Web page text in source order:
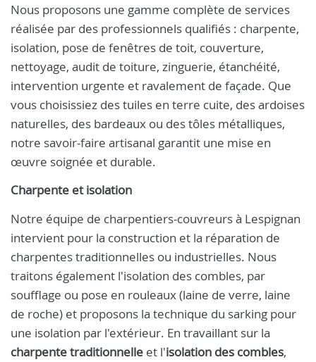
Nous proposons une gamme complète de services
réalisée par des professionnels qualifiés : charpente,
isolation, pose de fenêtres de toit, couverture,
nettoyage, audit de toiture, zinguerie, étanchéité,
intervention urgente et ravalement de façade. Que
vous choisissiez des tuiles en terre cuite, des ardoises
naturelles, des bardeaux ou des tôles métalliques,
notre savoir-faire artisanal garantit une mise en
œuvre soignée et durable.
Charpente et isolation
Notre équipe de charpentiers-couvreurs à Lespignan
intervient pour la construction et la réparation de
charpentes traditionnelles ou industrielles. Nous
traitons également l'isolation des combles, par
soufflage ou pose en rouleaux (laine de verre, laine
de roche) et proposons la technique du sarking pour
une isolation par l'extérieur. En travaillant sur la
charpente traditionnelle et l'isolation des combles,